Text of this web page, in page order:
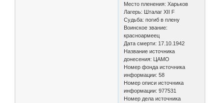
Место пленения: Харьков
Лагерь: Шталаг XII F
Судьба: погиб в плену
Воинское звание:
красноармеец
Дата смерти: 17.10.1942
Название источника
донесения: ЦАМО
Номер фонда источника
информации: 58
Номер описи источника
информации: 977531
Номер дела источника